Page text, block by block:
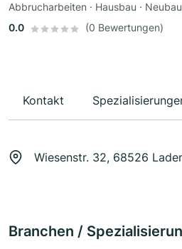
0.0
(0 Bewertungen)
Kontakt
Wiesenstr. 32, 68526
Branchen /